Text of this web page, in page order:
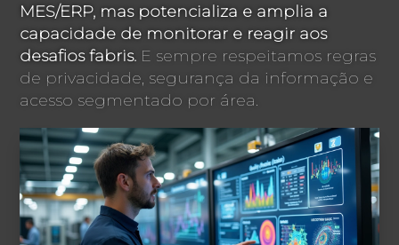
MES/ERP, mas potencializa e amplia a
capacidade de monitorar e reagir aos
desafios fabris. E sempre respeitamos regras
de privacidade, segurança da informação e
acesso segmentado por área.